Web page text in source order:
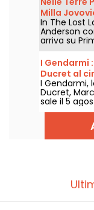
Milla
In The Lost
Anderson
arriva su
I Gendarmi
Ducret al
I Gendarmi,
Ducret,
sale il 5